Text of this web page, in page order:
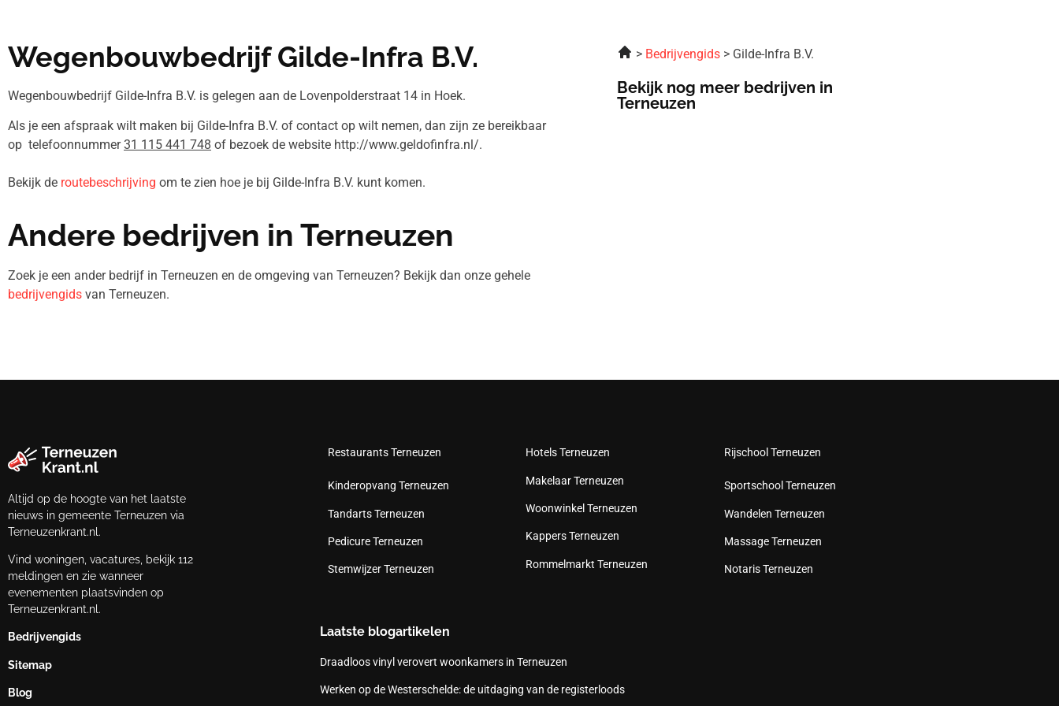
Wegenbouwbedrijf Gilde-Infra B.V.
Wegenbouwbedrijf Gilde-Infra B.V. is gelegen aan de Lovenpolderstraat 14 in Hoek.
Als je een afspraak wilt maken bij Gilde-Infra B.V. of contact op wilt nemen, dan zijn ze bereikbaar
op telefoonnummer31 115 441 748 of bezoek de website http://www.geldofinfra.nl/.
Bekijk de routebeschrijving om te zien hoe je bij Gilde-Infra B.V. kunt komen.
Andere bedrijven in Terneuzen
Zoek je een ander bedrijf in Terneuzen en de omgeving van Terneuzen? Bekijk dan onze gehele
bedrijvengids van Terneuzen.
Bedrijvengids Gilde-Infra B.V.
Bekijk nog meer bedrijven in
Terneuzen
Altijd op de hoogte van het laatste
nieuws in gemeente Terneuzen via
Terneuzenkrant.nl.
Vind woningen, vacatures, bekijk 112
meldingen en zie wanneer
evenementen plaatsvinden op
Terneuzenkrant.nl.
Bedrijvengids
Sitemap
Blog
Restaurants Terneuzen
Kinderopvang Terneuzen
Tandarts Terneuzen
Pedicure Terneuzen
Stemwijzer Terneuzen
Hotels Terneuzen
Makelaar Terneuzen
Woonwinkel Terneuzen
Kappers Terneuzen
Rommelmarkt Terneuzen
Rijschool Terneuzen
Sportschool Terneuzen
Wandelen Terneuzen
Massage Terneuzen
Notaris Terneuzen
Laatste blogartikelen
Draadloos vinyl verovert woonkamers in Terneuzen
Werken op de Westerschelde: de uitdaging van de registerloods